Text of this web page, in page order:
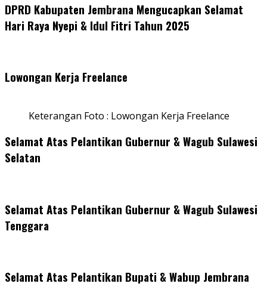
DPRD Kabupaten Jembrana Mengucapkan Selamat
Hari Raya Nyepi & Idul Fitri Tahun 2025
Lowongan Kerja Freelance
Keterangan Foto : Lowongan Kerja Freelance
Selamat Atas Pelantikan Gubernur & Wagub Sulawesi
Selatan
Selamat Atas Pelantikan Gubernur & Wagub Sulawesi
Tenggara
Selamat Atas Pelantikan Bupati & Wabup Jembrana